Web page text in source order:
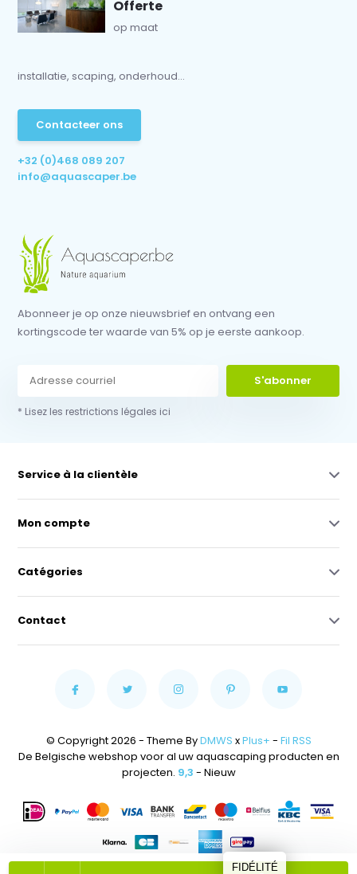
Offerte
op maat
installatie, scaping, onderhoud...
Contacteer ons
+32 (0)468 089 207
info@aquascaper.be
Abonneer je op onze nieuwsbrief en ontvang een
kortingscode ter waarde van 5% op je eerste aankoop.
S'abonner
* Lisez les restrictions légales ici
Service à la clientèle
Mon compte
Catégories
Contact
© Copyright 2026 - Theme ByDMWS xPlus+ - Fil RSS
De Belgische webshop voor al uw aquascaping producten en
projecten. 9,3 - Nieuw
FIDÉLITÉ